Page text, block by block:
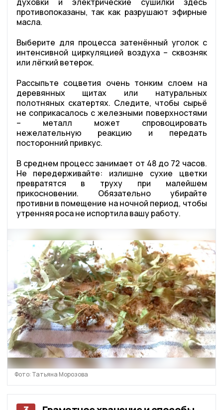
духовки и электрические сушилки здесь
противопоказаны, так как разрушают эфирные
масла.
Выберите для процесса затенённый уголок с
интенсивной циркуляцией воздуха – сквозняк
или лёгкий ветерок.
Рассыпьте соцветия очень тонким слоем на
деревянных щитах или натуральных
полотняных скатертях. Следите, чтобы сырьё
не соприкасалось с железными поверхностями
– металл может спровоцировать
нежелательную реакцию и передать
посторонний привкус.
В среднем процесс занимает от 48 до 72 часов.
Не передерживайте: излишне сухие цветки
превратятся в труху при малейшем
прикосновении. Обязательно убирайте
противни в помещение на ночной период, чтобы
утренняя роса не испортила вашу работу.
Фото: Татьяна Морозова